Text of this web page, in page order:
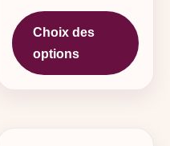
a plusieurs variations.
Choix des
options